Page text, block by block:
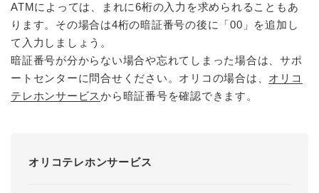
ATMによっては、まれに6桁の入力を求められることもあ
ります。その場合は4桁の暗証番号の後に「00」を追加し
て入力しましょう。
暗証番号が分からない場合や忘れてしまった場合は、サポ
ートセンターに問合せください。オリコの場合は、 オリコ
テレホンサービスから暗証番号を確認できます。
オリコテレホンサービス